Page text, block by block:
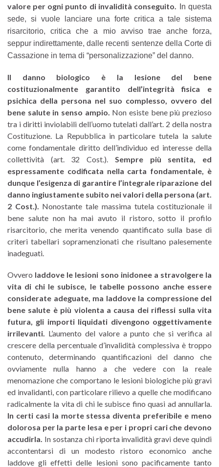
valore per ogni punto di invalidità conseguito.
In questa
sede, si vuole lanciare una forte critica a tale sistema
risarcitorio, critica che a mio avviso trae anche forza,
seppur indirettamente, dalle recenti sentenze della Corte di
Cassazione in tema di “personalizzazione” del danno.
Il danno biologico è la lesione del bene
costituzionalmente garantito dell’integrità fisica e
psichica della persona nel suo complesso, ovvero del
bene salute in senso ampio. Non esiste bene più prezioso
tra i diritti inviolabili dell’uomo tutelati dall’art. 2 della nostra
Costituzione. La Repubblica in particolare tutela la salute
come fondamentale diritto dell’individuo ed interesse della
collettività (art. 32 Cost.). Sempre più sentita, ed
espressamente codificata nella carta fondamentale, è
dunque l’esigenza di garantire l’integrale riparazione del
danno ingiustamente subito nei valori della persona (art.
2 Cost.). Nonostante tale massima tutela costituzionale il
bene salute non ha mai avuto il ristoro, sotto il profilo
risarcitorio, che merita venendo quantificato sulla base di
criteri tabellari sopramenzionati che risultano palesemente
inadeguati.
Ovvero laddove le lesioni sono inidonee a stravolgere la
vita di chi le subisce, le tabelle possono anche essere
considerate adeguate, ma laddove la compressione del
bene salute è più violenta a causa dei riflessi sulla vita
futura, gli importi liquidati divengono oggettivamente
irrilevanti. L’aumento del valore a punto che si verifica al
crescere della percentuale d’invalidità complessiva è troppo
contenuto, determinando quantificazioni del danno che
ovviamente nulla hanno a che vedere con la reale
menomazione che comportano le lesioni biologiche più gravi
ed invalidanti, con particolare rilievo a quelle che modificano
radicalmente la vita di chi le subisce fino quasi ad annullarla.
In certi casi la morte stessa diventa preferibile e meno
dolorosa per la parte lesa e per i propri cari che devono
accudirla. In sostanza chi riporta invalidità gravi deve quindi
accontentarsi di un modesto ristoro economico anche
laddove gli effetti delle lesioni sono pacificamente tanto